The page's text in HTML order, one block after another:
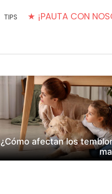
TIPS ★ ¡PAUTA CON
¿Cómo afectan los